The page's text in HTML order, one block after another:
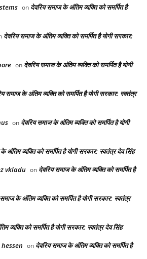
on देवरिय समाज के अंतिम व्यक्ति को समर्पित है
देवरिय समाज के अंतिम व्यक्ति को समर्पित है योगी सरकार:
on देवरिय समाज के अंतिम व्यक्ति को समर्पित है योगी
समाज के अंतिम व्यक्ति को समर्पित है योगी सरकार: स्वतंत्र
on देवरिय समाज के अंतिम व्यक्ति को समर्पित है योगी
अंतिम व्यक्ति को समर्पित है योगी सरकार: स्वतंत्र देव सिंह
vkladu on देवरिय समाज के अंतिम व्यक्ति को समर्पित है
के अंतिम व्यक्ति को समर्पित है योगी सरकार: स्वतंत्र
व्यक्ति को समर्पित है योगी सरकार: स्वतंत्र देव सिंह
on देवरिय समाज के अंतिम व्यक्ति को समर्पित है